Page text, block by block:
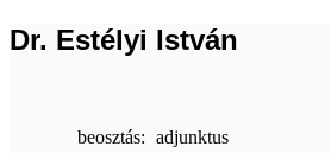
Dr. Estélyi István
beosztás: adjunktus